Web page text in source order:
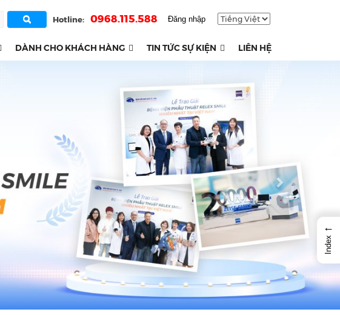
Đăng nhập
Hotline: 0968.115.588
DÀNH CHO KHÁCH HÀNG TIN TỨC SỰ KIỆN LIÊN HỆ
←
Index